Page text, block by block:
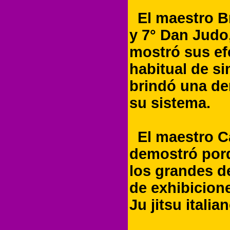
El maestro
y 7° Dan
mostró sus
habitual de
brindó una
su sistema.
El maestro
demostró
los grandes
de
Ju jitsu